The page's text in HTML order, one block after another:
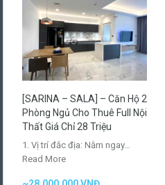
[SARINA – SALA] – Căn Hộ 2
Phòng Ngủ Cho Thuê Full Nội
Thất Giá Chỉ 28 Triệu
1. Vị trí đắc địa: Nằm ngay…
Read More